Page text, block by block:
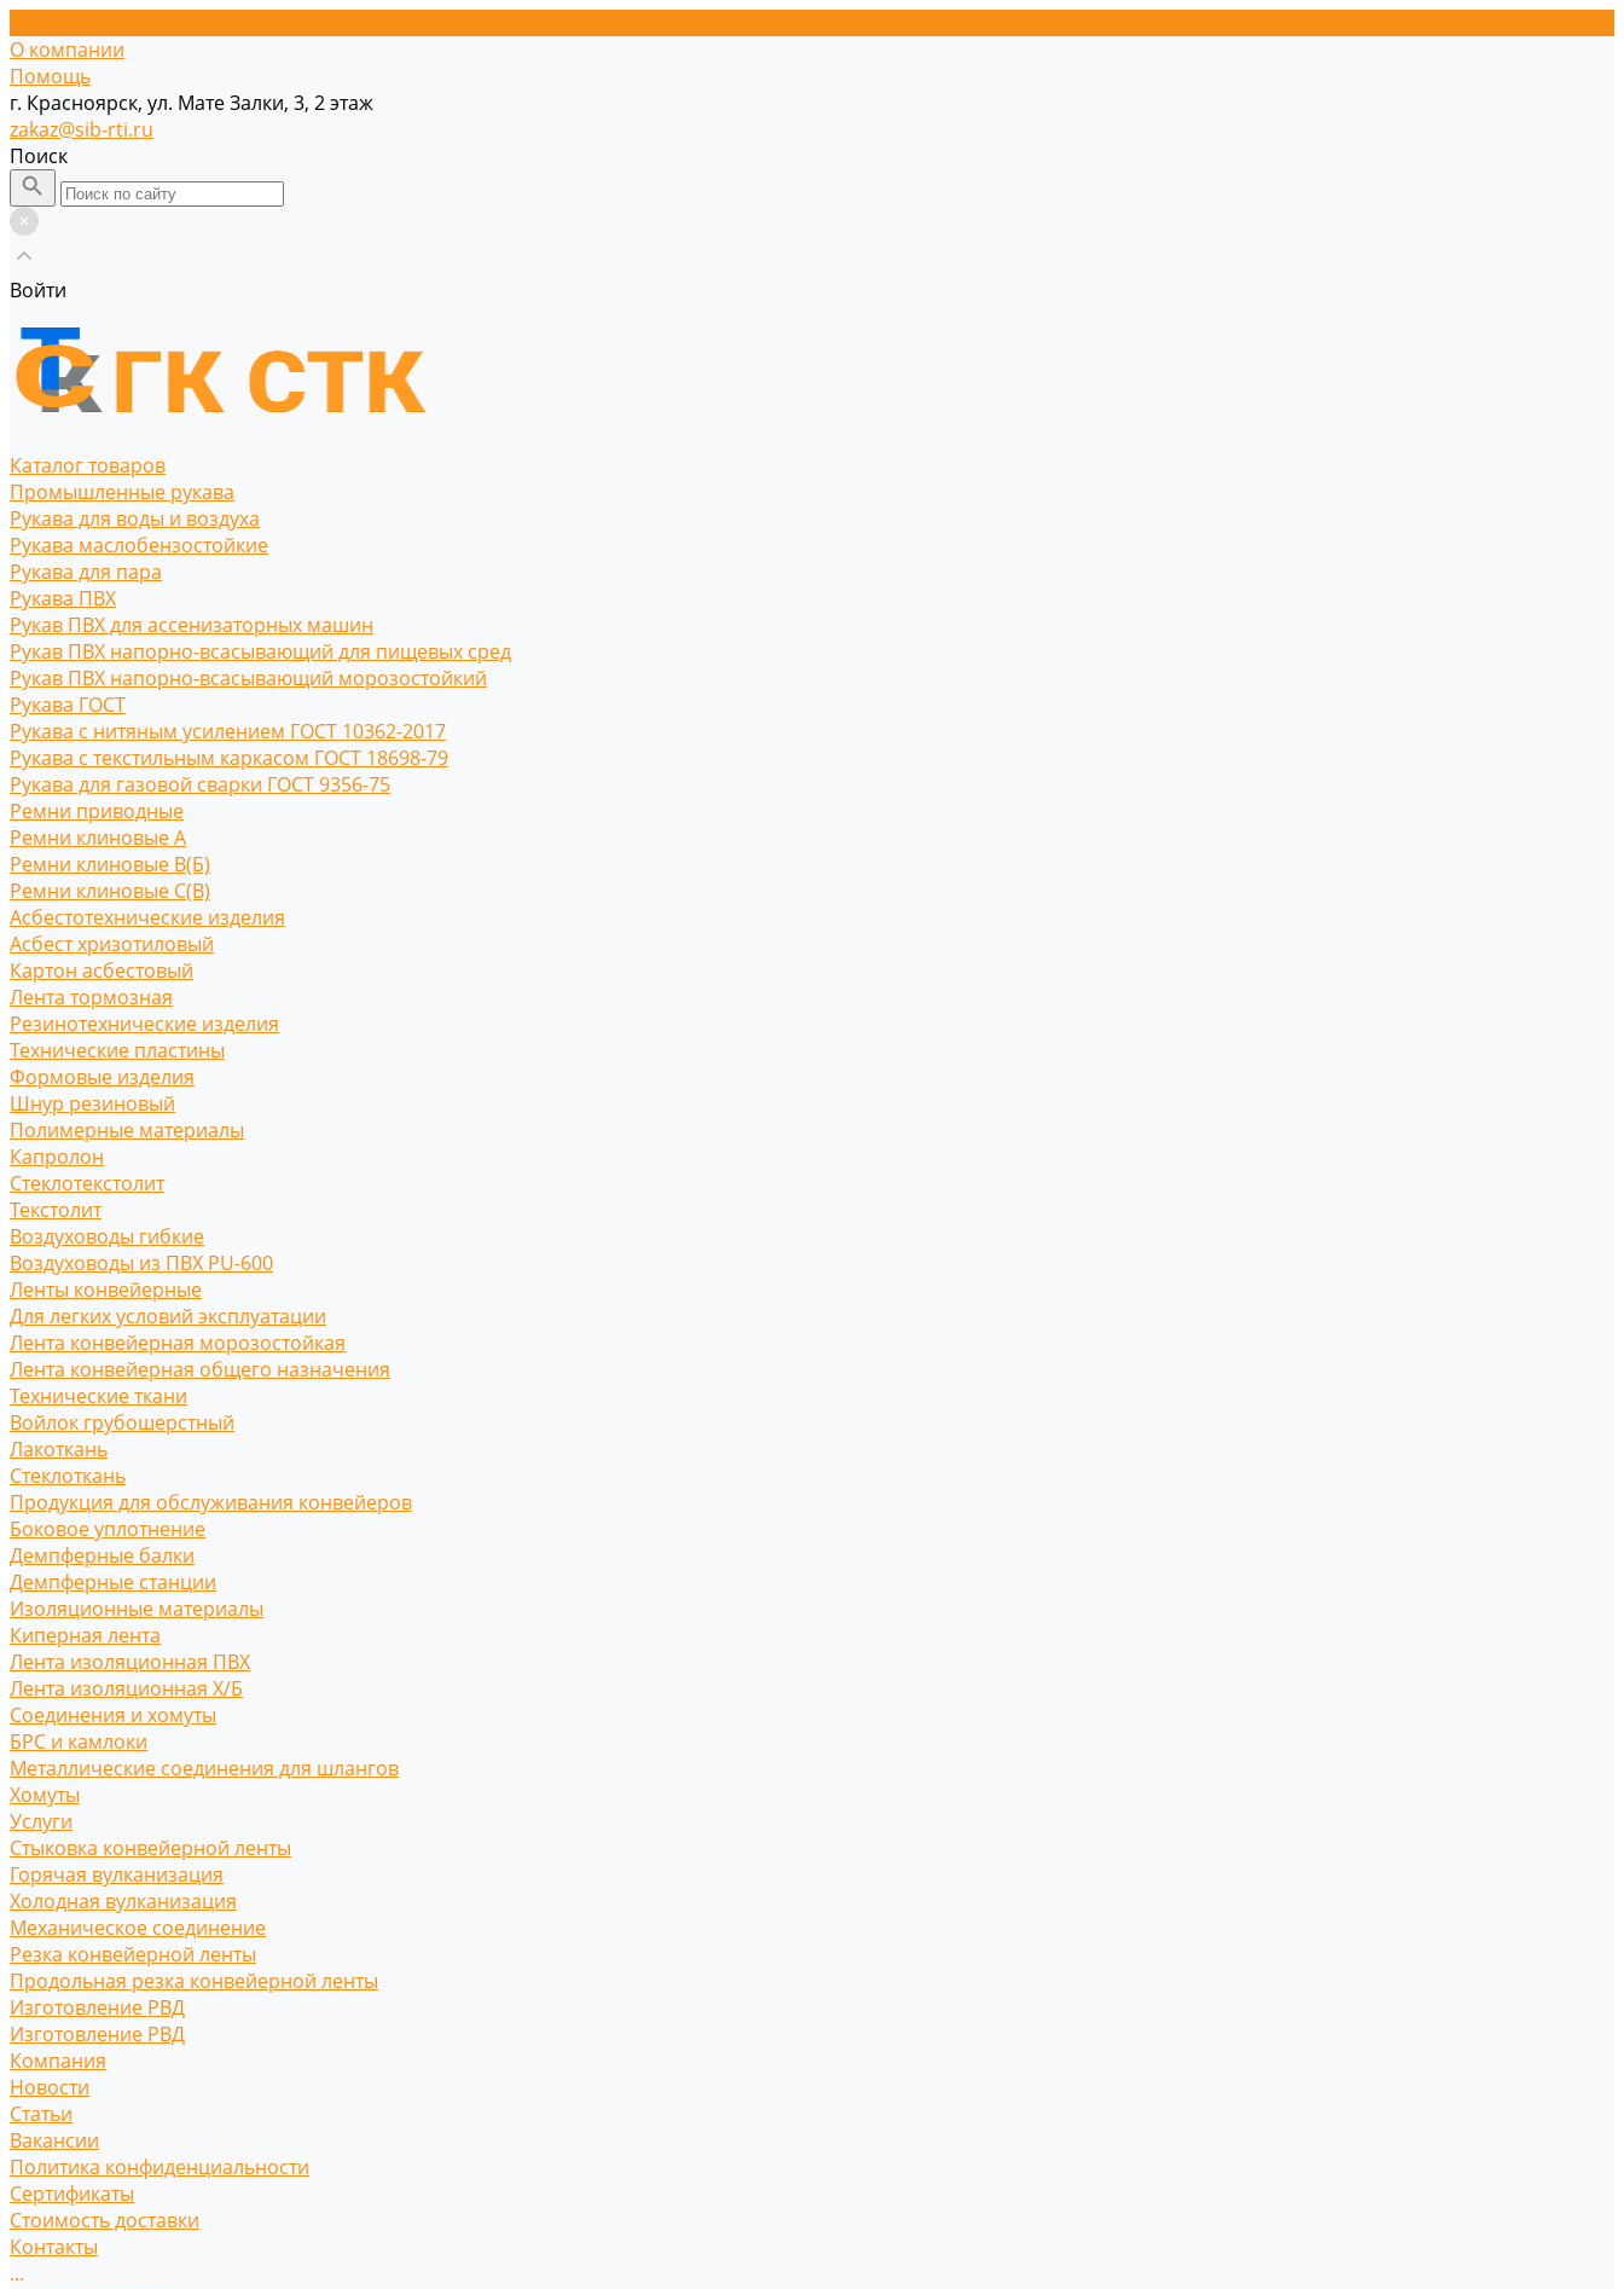
О компании
Помощь
г. Красноярск, ул. Мате Залки, 3, 2 этаж
zakaz@sib-rti.ru
Поиск
Войти
Каталог товаров
Промышленные рукава
Рукава для воды и воздуха
Рукава маслобензостойкие
Рукава для пара
Рукава ПВХ
Рукав ПВХ для ассенизаторных машин
Рукав ПВХ напорно-всасывающий для пищевых сред
Рукав ПВХ напорно-всасывающий морозостойкий
Рукава ГОСТ
Рукава с нитяным усилением ГОСТ 10362-2017
Рукава с текстильным каркасом ГОСТ 18698-79
Рукава для газовой сварки ГОСТ 9356-75
Ремни приводные
Ремни клиновые A
Ремни клиновые В(Б)
Ремни клиновые С(B)
Асбестотехнические изделия
Асбест хризотиловый
Картон асбестовый
Лента тормозная
Резинотехнические изделия
Технические пластины
Формовые изделия
Шнур резиновый
Полимерные материалы
Капролон
Стеклотекстолит
Текстолит
Воздуховоды гибкие
Воздуховоды из ПВХ PU-600
Ленты конвейерные
Для легких условий эксплуатации
Лента конвейерная морозостойкая
Лента конвейерная общего назначения
Технические ткани
Войлок грубошерстный
Лакоткань
Стеклоткань
Продукция для обслуживания конвейеров
Боковое уплотнение
Демпферные балки
Демпферные станции
Изоляционные материалы
Киперная лента
Лента изоляционная ПВХ
Лента изоляционная Х/Б
Соединения и хомуты
БРС и камлоки
Металлические соединения для шлангов
Хомуты
Услуги
Стыковка конвейерной ленты
Горячая вулканизация
Холодная вулканизация
Механическое соединение
Резка конвейерной ленты
Продольная резка конвейерной ленты
Изготовление РВД
Изготовление РВД
Компания
Новости
Статьи
Вакансии
Политика конфиденциальности
Сертификаты
Стоимость доставки
Контакты
...